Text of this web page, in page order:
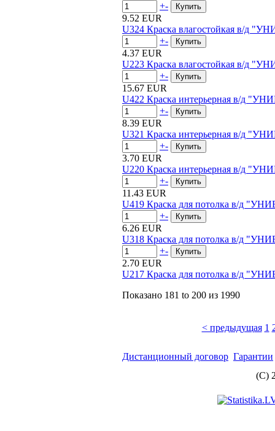
+-
9.52 EUR
U324 Краска влагостойкая в/д
+-
4.37 EUR
U223 Краска влагостойкая в/д
+-
15.67 EUR
U422 Краска интерьерная в/д
+-
8.39 EUR
U321 Краска интерьерная в/д
+-
3.70 EUR
U220 Краска интерьерная в/д
+-
11.43 EUR
U419 Краска для потолка в/д
+-
6.26 EUR
U318 Краска для потолка в/д
+-
2.70 EUR
U217 Краска для потолка в/д
Показано 181 to 200 из 1990
< предыдущая 1
Дистанционный договор Гарантии
(C)